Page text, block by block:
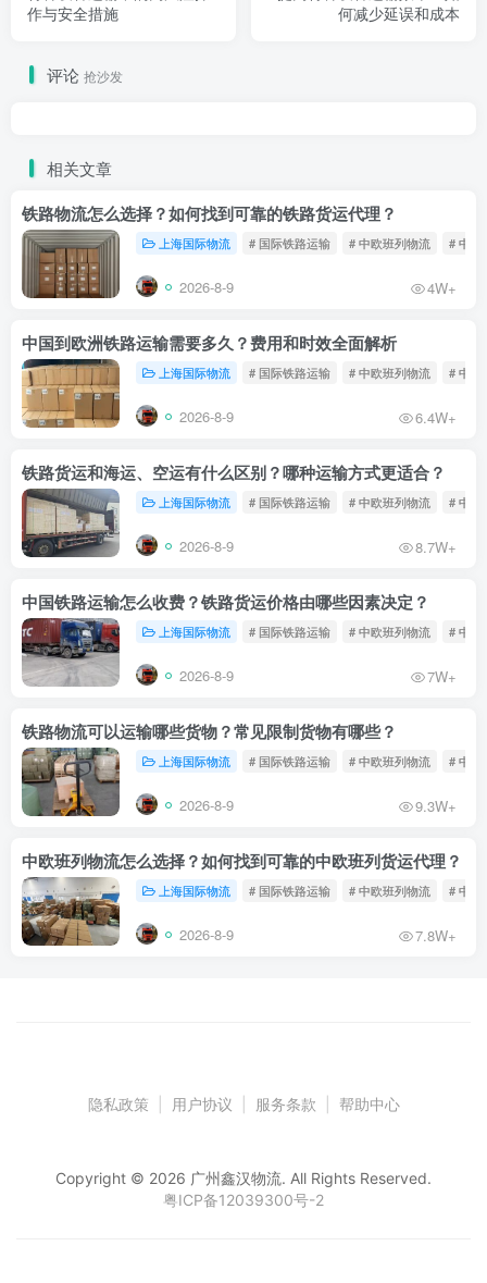
作与安全措施
何减少延误和成本
评论 抢沙发
相关文章
铁路物流怎么选择？如何找到可靠的铁路货运代理？
上海国际物流 # 国际铁路运输 # 中欧班列物流 # 中欧
2026-8-9 4W+
中国到欧洲铁路运输需要多久？费用和时效全面解析
上海国际物流 # 国际铁路运输 # 中欧班列物流 # 中欧
2026-8-9 6.4W+
铁路货运和海运、空运有什么区别？哪种运输方式更适合？
上海国际物流 # 国际铁路运输 # 中欧班列物流 # 中欧
2026-8-9 8.7W+
中国铁路运输怎么收费？铁路货运价格由哪些因素决定？
上海国际物流 # 国际铁路运输 # 中欧班列物流 # 中欧
2026-8-9 7W+
铁路物流可以运输哪些货物？常见限制货物有哪些？
上海国际物流 # 国际铁路运输 # 中欧班列物流 # 中欧
2026-8-9 9.3W+
中欧班列物流怎么选择？如何找到可靠的中欧班列货运代理？
上海国际物流 # 国际铁路运输 # 中欧班列物流 # 中欧
2026-8-9 7.8W+
隐私政策 用户协议 服务条款 帮助中心
Copyright © 2026 广州鑫汉物流. All Rights Reserved.
粤ICP备12039300号-2